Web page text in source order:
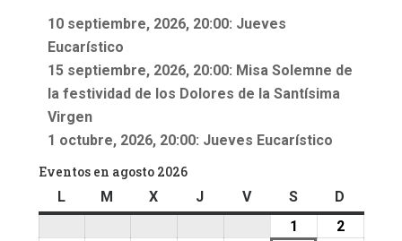
10 septiembre, 2026, 20:00: Jueves
Eucarístico
15 septiembre, 2026, 20:00: Misa Solemne de
la festividad de los Dolores de la Santísima
Virgen
1 octubre, 2026, 20:00: Jueves Eucarístico
Eventos en agosto 2026
Llunes M martes
Xmiércoles
J jueves
Vviernes
Ssábado
D
1
22